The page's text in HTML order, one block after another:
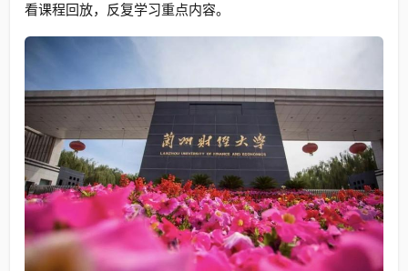
看课程回放，反复学习重点内容。